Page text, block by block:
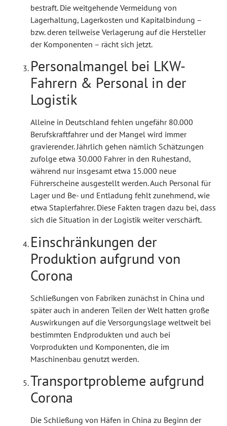
bestraft. Die weitgehende Vermeidung von
Lagerhaltung, Lagerkosten und Kapitalbindung –
bzw. deren teilweise Verlagerung auf die Hersteller
der Komponenten – rächt sich jetzt.
Personalmangel bei LKW-
Fahrern & Personal in der
Logistik
Alleine in Deutschland fehlen ungefähr 80.000
Berufskraftfahrer und der Mangel wird immer
gravierender. Jährlich gehen nämlich Schätzungen
zufolge etwa 30.000 Fahrer in den Ruhestand,
während nur insgesamt etwa 15.000 neue
Führerscheine ausgestellt werden. Auch Personal für
Lager und Be- und Entladung fehlt zunehmend, wie
etwa Staplerfahrer. Diese Fakten tragen dazu bei, dass
sich die Situation in der Logistik weiter verschärft.
Einschränkungen der
Produktion aufgrund von
Corona
Schließungen von Fabriken zunächst in China und
später auch in anderen Teilen der Welt hatten große
Auswirkungen auf die Versorgungslage weltweit bei
bestimmten Endprodukten und auch bei
Vorprodukten und Komponenten, die im
Maschinenbau genutzt werden.
Transportprobleme aufgrund
Corona
Die Schließung von Häfen in China zu Beginn der